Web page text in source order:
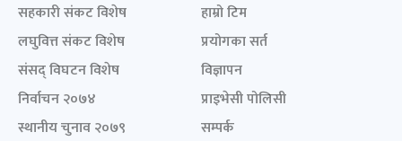
सहकारी संकट विशेष
लघुवित्त संकट विशेष
संसद् विघटन विशेष
निर्वाचन २०७४
स्थानीय चुनाव २०७९
हाम्रो टिम
प्रयोगका सर्त
विज्ञापन
प्राइभेसी पोलिसी
सम्पर्क